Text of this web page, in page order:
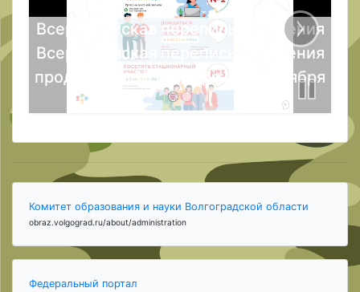
Всероссийская перепись населения
Всероссийская перепись населения
продлится с 15 октября по 14 ноября
Комитет образования и науки Волгоградской области
obraz.volgograd.ru/about/administration
Федеральный портал